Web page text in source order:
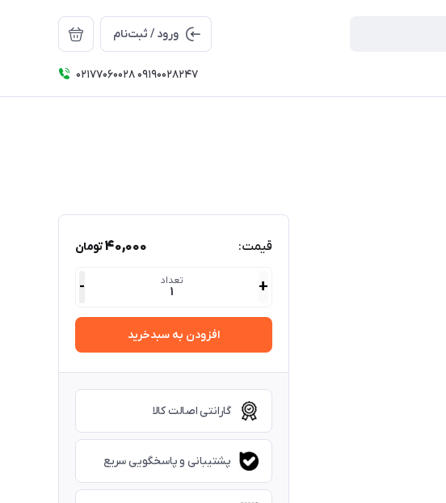
ورود / ثبت‌نام
۰۲۱۷۷۰۶۰۰۲۸ ۰۹۱۹۰۰۲۸۲۴۷
قیمت: 40,000تومان
+ تعداد
1
-
افزودن به سبدخرید
گارانتی اصالت کالا
پشتیبانی و پاسخگویی سریع